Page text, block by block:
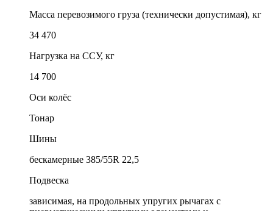
Масса перевозимого груза (технически допустимая), кг
34 470
Нагрузка на ССУ, кг
14 700
Оси колёс
Тонар
Шины
бескамерные 385/55R 22,5
Подвеска
зависимая, на продольных упругих рычагах с